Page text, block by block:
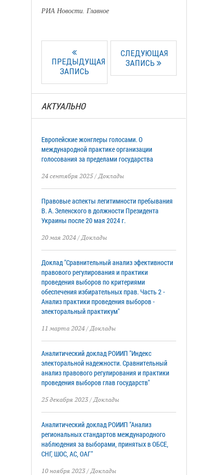
РИА Новости. Главное
ПРЕДЫДУЩАЯ
ЗАПИСЬ
СЛЕДУЮЩАЯ
ЗАПИСЬ
АКТУАЛЬНО
Европейские жонглеры голосами. О
международной практике организации
голосования за пределами государства
24 сентября 2025/Доклады
Правовые аспекты легитимности пребывания
В. А. Зеленского в должности Президента
Украины после 20 мая 2024 г.
20 мая 2024 /Доклады
Доклад "Сравнительный анализ эфективности
правового регулирования и практики
проведения выборов по критериями
обеспечения избирательных прав. Часть 2 -
Анализ практики проведения выборов -
электоральный практикум"
11 марта 2024 /Доклады
Аналитический доклад РОИИП "Индекс
электоральной надежности. Сравнительный
анализ правового регулирования и практики
проведения выборов глав государств"
25 декабря 2023 /Доклады
Аналитический доклад РОИИП "Анализ
региональных стандартов международного
наблюдения за выборами, принятых в ОБСЕ,
СНГ, ШОС, АС, ОАГ"
10 ноября 2023 /Доклады